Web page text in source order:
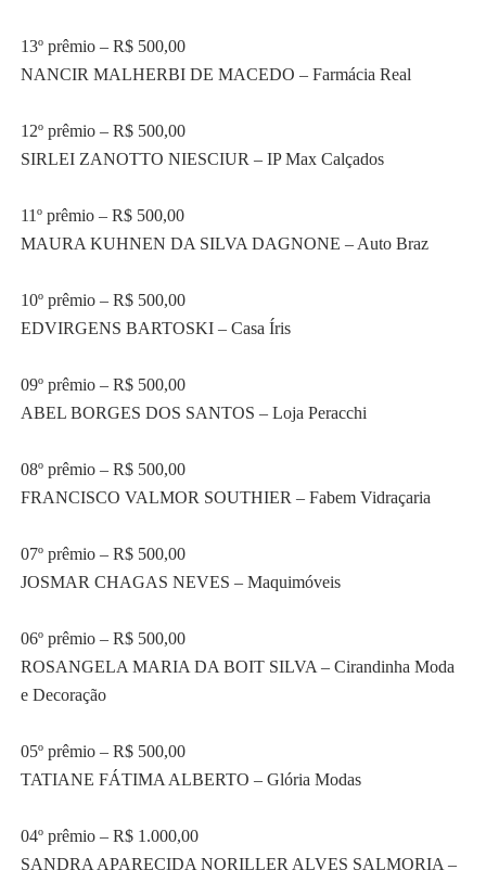
13º prêmio – R$ 500,00
NANCIR MALHERBI DE MACEDO – Farmácia Real
12º prêmio – R$ 500,00
SIRLEI ZANOTTO NIESCIUR – IP Max Calçados
11º prêmio – R$ 500,00
MAURA KUHNEN DA SILVA DAGNONE – Auto Braz
10º prêmio – R$ 500,00
EDVIRGENS BARTOSKI – Casa Íris
09º prêmio – R$ 500,00
ABEL BORGES DOS SANTOS – Loja Peracchi
08º prêmio – R$ 500,00
FRANCISCO VALMOR SOUTHIER – Fabem Vidraçaria
07º prêmio – R$ 500,00
JOSMAR CHAGAS NEVES – Maquimóveis
06º prêmio – R$ 500,00
ROSANGELA MARIA DA BOIT SILVA – Cirandinha Moda
e Decoração
05º prêmio – R$ 500,00
TATIANE FÁTIMA ALBERTO – Glória Modas
04º prêmio – R$ 1.000,00
SANDRA APARECIDA NORILLER ALVES SALMORIA –